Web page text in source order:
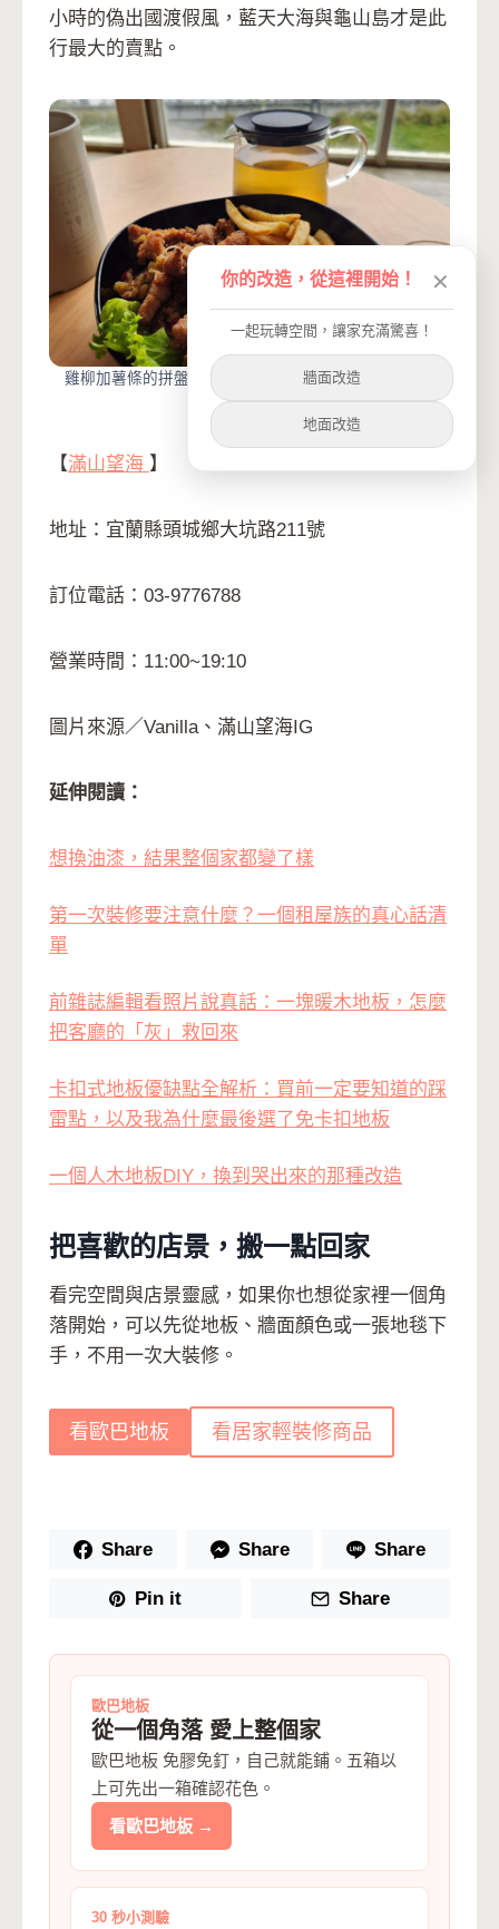
小時的偽出國渡假風，藍天大海與龜山島才是此
行最大的賣點。
雞柳加薯條的拼盤套餐380元（含飲料），口味普普。
（圖片／Vanilla攝）
【滿山望海 】
地址：宜蘭縣頭城鄉大坑路211號
訂位電話：03-9776788
營業時間：11:00~19:10
圖片來源／Vanilla、滿山望海IG
延伸閱讀：
想換油漆，結果整個家都變了樣
第一次裝修要注意什麼？一個租屋族的真心話清
單
前雜誌編輯看照片說真話：一塊暖木地板，怎麼
把客廳的「灰」救回來
卡扣式地板優缺點全解析：買前一定要知道的踩
雷點，以及我為什麼最後選了免卡扣地板
一個人木地板DIY，換到哭出來的那種改造
把喜歡的店景，搬一點回家
看完空間與店景靈感，如果你也想從家裡一個角
落開始，可以先從地板、牆面顏色或一張地毯下
手，不用一次大裝修。
看歐巴地板 看居家輕裝修商品
Share Share Share
Pin it Share
歐巴地板
從一個角落 愛上整個家
歐巴地板 免膠免釘，自己就能鋪。五箱以
上可先出一箱確認花色。
看歐巴地板 →
30 秒小測驗
你的改造，從這裡開始！ ✕
一起玩轉空間，讓家充滿驚喜！
牆面改造
地面改造